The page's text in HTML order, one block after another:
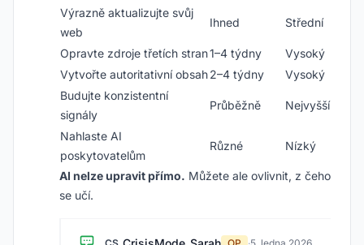
Výrazně aktualizujte svůj
web
Ihned Střední
Opravte zdroje třetích stran1–4 týdny
Vysoký
Vytvořte autoritativní obsah2–4 týdny
Vysoký
Budujte konzistentní
signály
Průběžně Nejvyšší
Nahlaste AI
poskytovatelům
Různé Nízký
AI nelze upravit přímo. Můžete ale ovlivnit, z čeho
se učí.